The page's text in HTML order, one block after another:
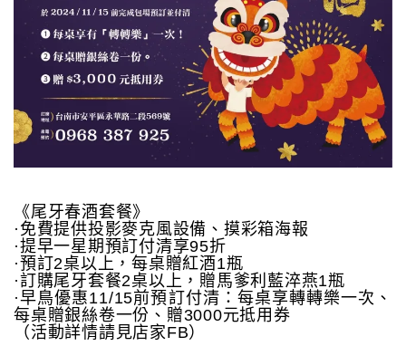
《尾牙春酒套餐》
·免費提供投影麥克風設備、摸彩箱海報
·提早一星期預訂付清享95折
·預訂2桌以上，每桌贈紅酒1瓶
·訂購尾牙套餐2桌以上，贈馬爹利藍淬燕1瓶
·早鳥優惠11/15前預訂付清：每桌享轉轉樂一次、
每桌贈銀絲卷一份、贈3000元抵用券
（活動詳情請見店家FB）